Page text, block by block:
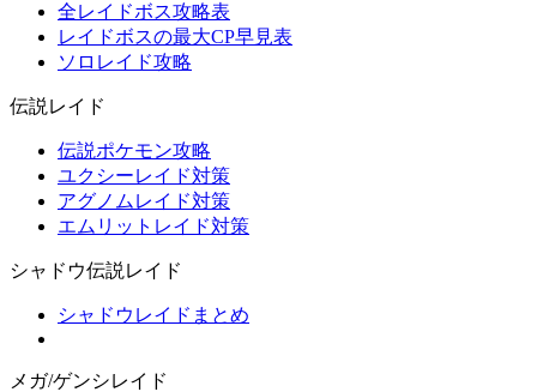
全レイドボス攻略表
レイドボスの最大CP早見表
ソロレイド攻略
伝説レイド
伝説ポケモン攻略
ユクシーレイド対策
アグノムレイド対策
エムリットレイド対策
シャドウ伝説レイド
シャドウレイドまとめ
メガ/ゲンシレイド